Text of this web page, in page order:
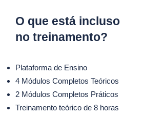
O que está incluso
no treinamento?
Plataforma de Ensino
4 Módulos Completos Teóricos
2 Módulos Completos Práticos
Treinamento teórico de 8 horas